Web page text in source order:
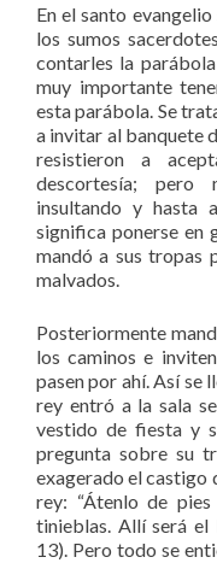
En el santo
los sumos
contarles la parábola
muy importante
esta parábola. Se
a invitar al banquete
resistieron a
descortesía; pero
insultando y hasta
significa ponerse en
mandó a sus tropas
malvados.
Posteriormente
los caminos e
pasen por ahí. Así se
rey entró a la sala
vestido de fiesta y
pregunta sobre su
exagerado el castigo
rey: “Átenlo de
tinieblas. Allí será el
13). Pero todo se